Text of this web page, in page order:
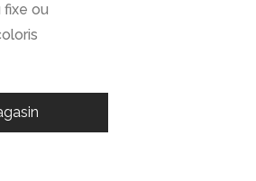
fixe ou